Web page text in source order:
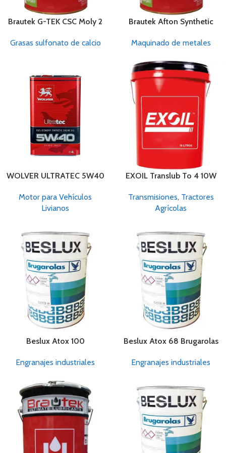
Brautek G-TEK CSC Moly 2
Grasas sulfonato de calcio
Brautek Afton Synthetic
Maquinado de metales
WOLVER ULTRATEC 5W40
Motor para Vehículos
Livianos
EXOIL Translub To 4 10W
Transmisiones, Tractores
Agrícolas
Beslux Atox 100
Engranajes industriales
Beslux Atox 68 Brugarolas
Engranajes industriales